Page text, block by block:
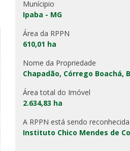
Munícipio
Ipaba - MG
Área da RPPN
610,01 ha
Nome da Propriedade
Chapadão, Córrego Boachá,
Área total do Imóvel
2.634,83 ha
A RPPN está sendo
Instituto Chico Mendes de